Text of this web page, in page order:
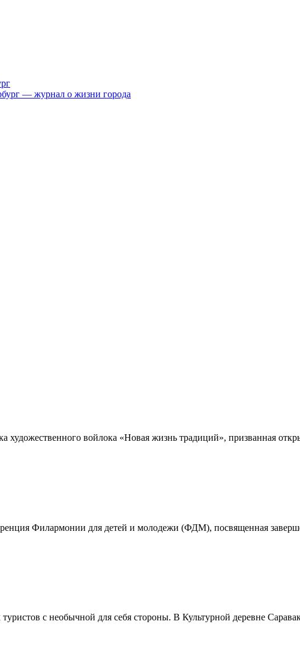
войлока «Новая жизнь традиций», призванная
Филармонии для детей и молодежи (ФДМ), посвященная
с необычной для себя стороны. В Культурной деревне